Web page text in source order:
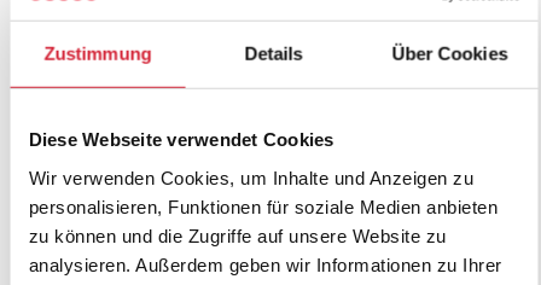
Zustimmung Details Über Cookies
Diese Webseite verwendet Cookies
Wir verwenden Cookies, um Inhalte und Anzeigen zu
personalisieren, Funktionen für soziale Medien anbieten
zu können und die Zugriffe auf unsere Website zu
analysieren. Außerdem geben wir Informationen zu Ihrer
für Ihr Zuhause
Veröffentlicht
am
20. Dezember 2023
Sich Zuhause sicher und wohl zu fühlen ist eine der
wichtigsten Anforderung an die eigenen vier Wände. Das